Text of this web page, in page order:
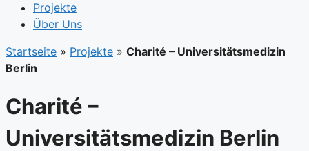
Projekte
Über Uns
Startseite » Projekte » Charité – Universitätsmedizin
Berlin
Charité –
Universitätsmedizin Berlin